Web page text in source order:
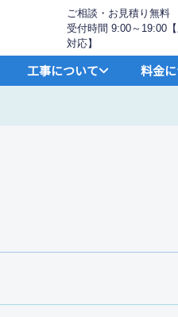
ご相談・お見積り無料
受付時間 9:00～19:00
対応】
工事について 料金